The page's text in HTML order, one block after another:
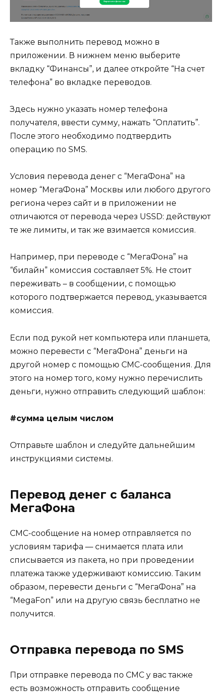
Также выполнить перевод можно в
приложении. В нижнем меню выберите
вкладку “Финансы”, и далее откройте “На счет
телефона” во вкладке переводов.
Здесь нужно указать номер телефона
получателя, ввести сумму, нажать “Оплатить”.
После этого необходимо подтвердить
операцию по SMS.
Условия перевода денег с “МегаФона” на
номер “МегаФона” Москвы или любого другого
региона через сайт и в приложении не
отличаются от перевода через USSD: действуют
те же лимиты, и так же взимается комиссия.
Например, при переводе с “МегаФона” на
“билайн” комиссия составляет 5%. Не стоит
переживать – в сообщении, с помощью
которого подтвержается перевод, указывается
комиссия.
Если под рукой нет компьютера или планшета,
можно перевести с “МегаФона” деньги на
другой номер с помощью СМС-сообщения. Для
этого на номер того, кому нужно перечислить
деньги, нужно отправить следующий шаблон:
#сумма целым числом
Отправьте шаблон и следуйте дальнейшим
инструкциями системы.
Перевод денег с баланса
МегаФона
СМС-сообщение на номер отправляется по
условиям тарифа — снимается плата или
списывается из пакета, но при проведении
платежа также удерживают комиссию. Таким
образом, перевести деньги с “МегаФона” на
“MegaFon” или на другую связь бесплатно не
получится.
Отправка перевода по SMS
При отправке перевода по СМС у вас также
есть возможность отправить сообщение